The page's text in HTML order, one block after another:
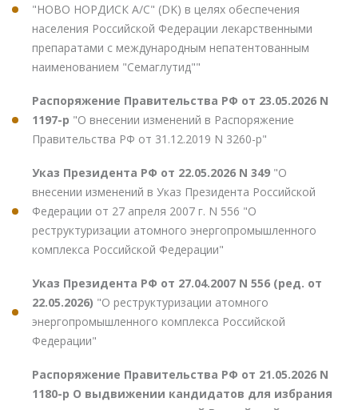
"НОВО НОРДИСК А/С" (DK) в целях обеспечения
населения Российской Федерации лекарственными
препаратами с международным непатентованным
наименованием "Семаглутид""
Распоряжение Правительства РФ от 23.05.2026 N
1197-р "О внесении изменений в Распоряжение
Правительства РФ от 31.12.2019 N 3260-р"
Указ Президента РФ от 22.05.2026 N 349 "О
внесении изменений в Указ Президента Российской
Федерации от 27 апреля 2007 г. N 556 "О
реструктуризации атомного энергопромышленного
комплекса Российской Федерации"
Указ Президента РФ от 27.04.2007 N 556 (ред. от
22.05.2026) "О реструктуризации атомного
энергопромышленного комплекса Российской
Федерации"
Распоряжение Правительства РФ от 21.05.2026 N
1180-р О выдвижении кандидатов для избрания